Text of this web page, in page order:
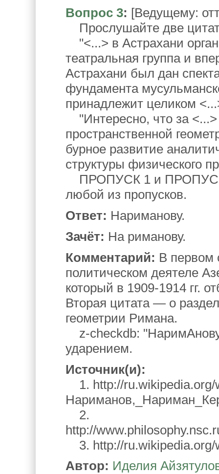
Вопрос 3: [Ведущему:
Прослушайте две
"<...> в Астрахани
театральная группа и
Астрахани был дан
фундамента
принадлежит целиком
"Интересно, что за
пространственной
бурное развитие
структуры физического
ПРОПУСК 1 и ПРОПУСК
любой из пропусков.
Ответ: Нариманову.
Зачёт: На риманову.
Комментарий: В первом
политическом деятеле
который в 1909-1914 гг.
Вторая цитата — о
геометрии Римана.
z-checkdb:
ударением.
Источник(и):
1. http://ru.wikipedia.org/
2.
http://
3. http://ru.wikipedia.org/
Автор: Иделия